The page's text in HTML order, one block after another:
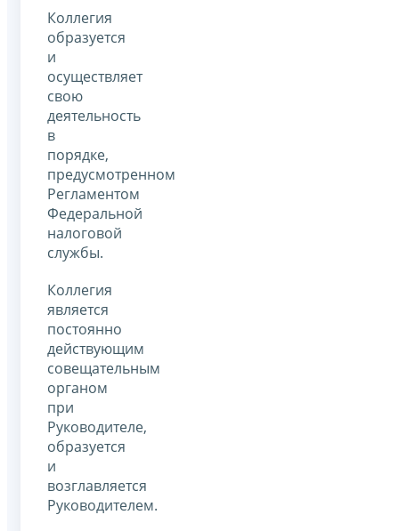
Коллегия
образуется
и
осуществляет
свою
деятельность
в
порядке,
предусмотренном
Регламентом
Федеральной
налоговой
службы.
Коллегия
является
постоянно
действующим
совещательным
органом
при
Руководителе,
образуется
и
возглавляется
Руководителем.